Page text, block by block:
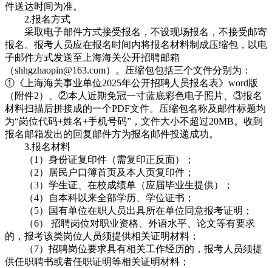
件送达时间为准。
2.报名方式
采取电子邮件方式接受报名，不设现场报名，不接受邮寄
报名。报考人员应在报名时间内将报名材料制成压缩包，以电
子邮件方式发送至上海海关公开招聘邮箱
（shhgzhaopin@163.com）。压缩包包括三个文件分别为：
①《上海海关事业单位2025年公开招聘人员报名表》word版
（附件2）、②本人近期免冠一寸蓝底彩色电子照片、③报名
材料扫描后拼接成的一个PDF文件。压缩包名称及邮件标题均
为“岗位代码+姓名+手机号码”，文件大小不超过20MB。收到
报名邮箱发出的回复邮件方为报名邮件投递成功。
3.报名材料
（1）身份证复印件（需复印正反面）；
（2）居民户口簿首页及本人页复印件；
（3）学生证、在校成绩单（应届毕业生提供）；
（4）自本科以来全部学历、学位证书；
（5）国有单位在职人员出具所在单位同意报考证明；
（6） 招聘岗位对职业资格、外语水平、论文等有要求
的，报考该类岗位人员须提供相关证明材料；
（7）招聘岗位要求具有相关工作经历的，报考人员须提
供任职聘书或者任职证明等相关证明材料；